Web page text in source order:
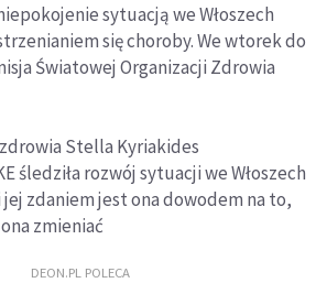
sytuacją we Włoszech
się choroby. We wtorek do
Światowej Organizacji Zdrowia
Stella Kyriakides
śledziła rozwój sytuacji we Włoszech
zdaniem jest ona dowodem na to,
zmieniać
DEON.PL POLECA